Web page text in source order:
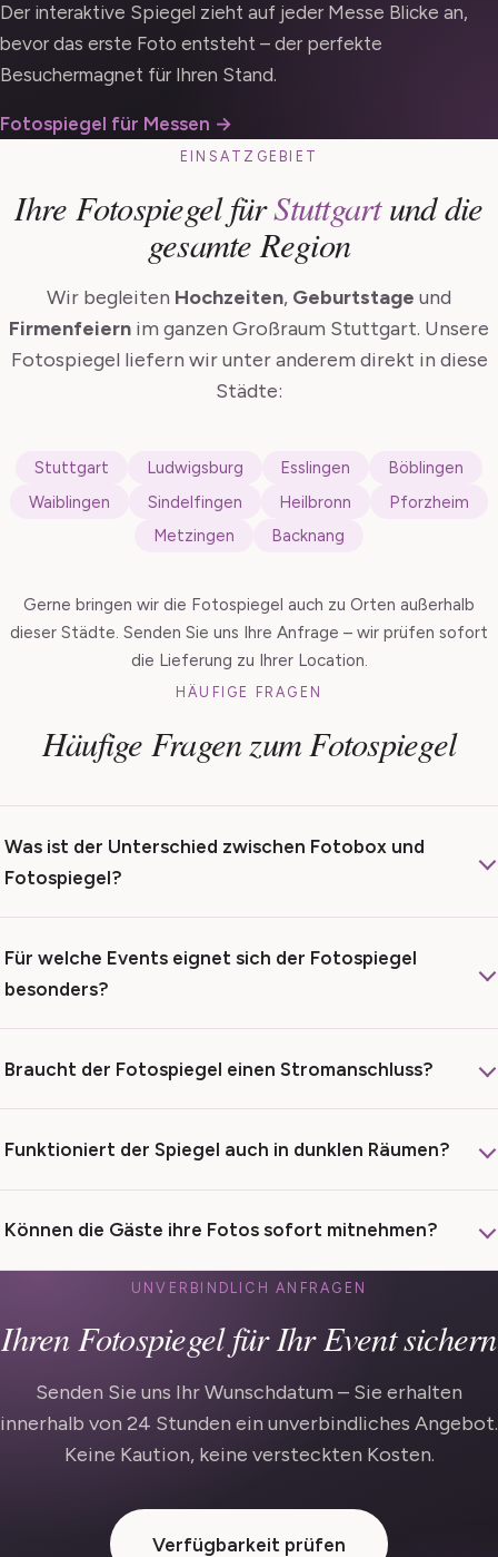
Der interaktive Spiegel zieht auf jeder Messe Blicke an,
bevor das erste Foto entsteht – der perfekte
Besuchermagnet für Ihren Stand.
Fotospiegel für Messen →
EINSATZGEBIET
Ihre Fotospiegel fürStuttgartund die
gesamte Region
Wir begleiten Hochzeiten, Geburtstage und
Firmenfeiern im ganzen Großraum Stuttgart. Unsere
Fotospiegel liefern wir unter anderem direkt in diese
Städte:
Stuttgart Ludwigsburg Esslingen
Böblingen
Waiblingen
Sindelfingen Heilbronn
Pforzheim
Metzingen
Backnang
Gerne bringen wir die Fotospiegel auch zu Orten außerhalb
dieser Städte. Senden Sie uns Ihre Anfrage – wir prüfen sofort
die Lieferung zu Ihrer Location.
HÄUFIGE FRAGEN
Häufige Fragen zum Fotospiegel
Was ist der Unterschied zwischen Fotobox und
Fotospiegel?
Für welche Events eignet sich der Fotospiegel
besonders?
Braucht der Fotospiegel einen Stromanschluss?
Funktioniert der Spiegel auch in dunklen Räumen?
Können die Gäste ihre Fotos sofort mitnehmen?
UNVERBINDLICH ANFRAGEN
Ihren Fotospiegel für Ihr Event sichern
Senden Sie uns Ihr Wunschdatum – Sie erhalten
innerhalb von 24 Stunden ein unverbindliches Angebot.
Keine Kaution, keine versteckten Kosten.
Verfügbarkeit prüfen